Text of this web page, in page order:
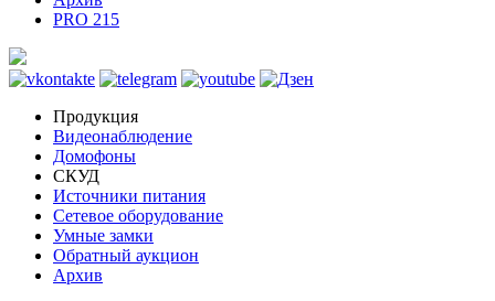
PRO 215
Продукция
Видеонаблюдение
Домофоны
СКУД
Источники питания
Сетевое оборудование
Умные замки
Обратный аукцион
Архив